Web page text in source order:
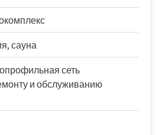
сауна
сеть
и обслуживанию